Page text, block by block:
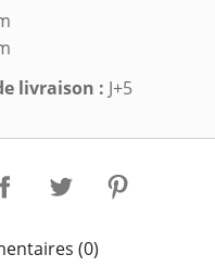
livraison : J+5
(0)